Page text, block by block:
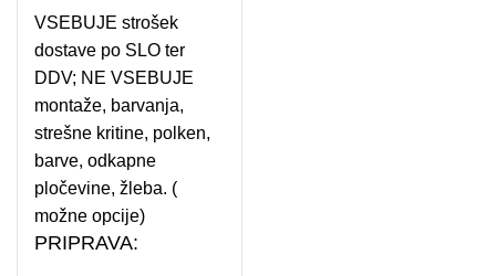
VSEBUJE strošek
dostave po SLO ter
DDV; NE VSEBUJE
montaže, barvanja,
strešne kritine, polken,
barve, odkapne
pločevine, žleba. (
možne opcije)
PRIPRAVA: